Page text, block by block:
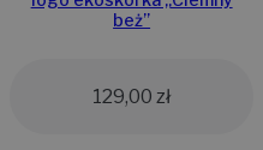
beż”
129,00 zł